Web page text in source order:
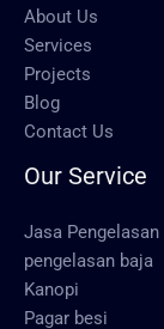
About Us
Services
Projects
Blog
Contact Us
Our Service
Jasa Pengelasan
pengelasan baja
Kanopi
Pagar besi